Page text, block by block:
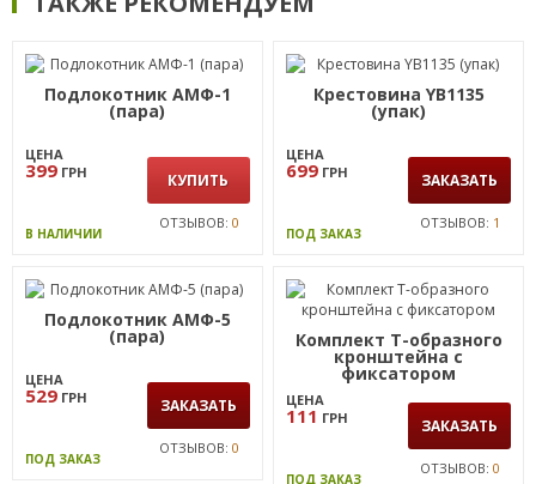
Подлокотник АМФ-1
(пара)
ЦЕНА
399 ГРН КУПИТЬ
В НАЛИЧИИ
ОТЗЫВОВ: 0
Крестовина YB1135
(упак)
ЦЕНА
699 ГРН ЗАКАЗАТЬ
ПОД ЗАКАЗ
ОТЗЫВОВ: 1
Подлокотник АМФ-5
(пара)
ЦЕНА
529 ГРН ЗАКАЗАТЬ
ПОД ЗАКАЗ
ОТЗЫВОВ: 0
Комплект Т-образного
кронштейна с
фиксатором
ЦЕНА
111 ГРН ЗАКАЗАТЬ
ПОД ЗАКАЗ
ОТЗЫВОВ: 0